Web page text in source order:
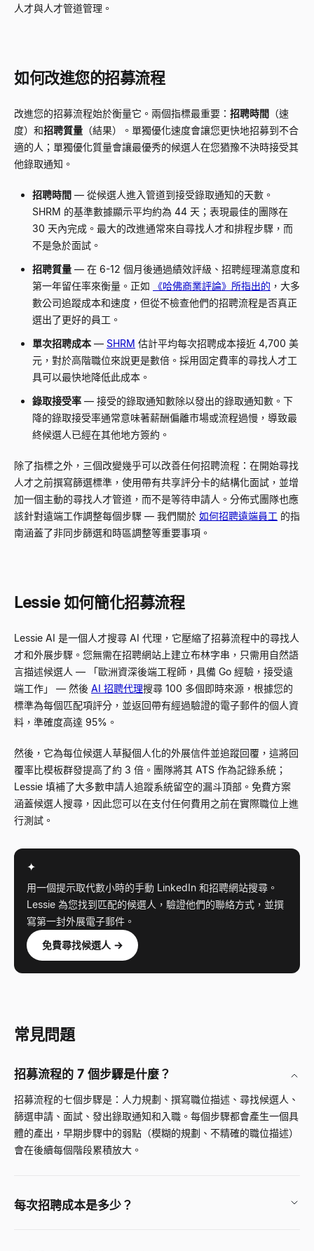
人才與人才管道管理。
如何改進您的招募流程
改進您的招募流程始於衡量它。兩個指標最重要： 招聘時間 （速
度）和招聘質量 （結果）。單獨優化速度會讓您更快地招募到不合
適的人；單獨優化質量會讓最優秀的候選人在您猶豫不決時接受其
他錄取通知。
招聘時間 — 從候選人進入管道到接受錄取通知的天數。
SHRM 的基準數據顯示平均約為 44 天；表現最佳的團隊在
30 天內完成。最大的改進通常來自尋找人才和排程步驟，而
不是急於面試。
招聘質量 — 在 6-12 個月後通過績效評級、招聘經理滿意度和
第一年留任率來衡量。正如
《哈佛商業評論》所指出的 ，大多
數公司追蹤成本和速度，但從不檢查他們的招聘流程是否真正
選出了更好的員工。
單次招聘成本 — SHRM 估計平均每次招聘成本接近 4,700 美
元，對於高階職位來說更是數倍。採用固定費率的尋找人才工
具可以最快地降低此成本。
錄取接受率 — 接受的錄取通知數除以發出的錄取通知數。下
降的錄取接受率通常意味著薪酬偏離市場或流程過慢，導致最
終候選人已經在其他地方簽約。
除了指標之外，三個改變幾乎可以改善任何招聘流程：在開始尋找
人才之前撰寫篩選標準，使用帶有共享評分卡的結構化面試，並增
加一個主動的尋找人才管道，而不是等待申請人。分佈式團隊也應
該針對遠端工作調整每個步驟 — 我們關於 如何招聘遠端員工 的指
南涵蓋了非同步篩選和時區調整等重要事項。
Lessie 如何簡化招募流程
Lessie AI 是一個人才搜尋 AI 代理，它壓縮了招募流程中的尋找人
才和外展步驟。您無需在招聘網站上建立布林字串，只需用自然語
言描述候選人 — 「歐洲資深後端工程師，具備 Go 經驗，接受遠
端工作」 — 然後 AI 招聘代理搜尋 100 多個即時來源，根據您的
標準為每個匹配項評分，並返回帶有經過驗證的電子郵件的個人資
料，準確度高達 95%。
然後，它為每位候選人草擬個人化的外展信件並追蹤回覆，這將回
覆率比模板群發提高了約 3 倍。團隊將其 ATS 作為記錄系統；
Lessie 填補了大多數申請人追蹤系統留空的漏斗頂部。免費方案
涵蓋候選人搜尋，因此您可以在支付任何費用之前在實際職位上進
行測試。
✦
用一個提示取代數小時的手動 LinkedIn 和招聘網站搜尋。
Lessie 為您找到匹配的候選人，驗證他們的聯絡方式，並撰
寫第一封外展電子郵件。
免費尋找候選人 →
常見問題
招募流程的 7 個步驟是什麼？
招募流程的七個步驟是：人力規劃、撰寫職位描述、尋找候選人、
篩選申請、面試、發出錄取通知和入職。每個步驟都會產生一個具
體的產出，早期步驟中的弱點（模糊的規劃、不精確的職位描述）
會在後續每個階段累積放大。
每次招聘成本是多少？